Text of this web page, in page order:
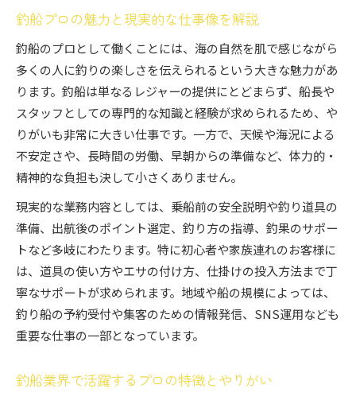
釣船業界に入るための資格や準備のポイント
釣船のプロになるための転職ノウハウを伝授
仕事としての釣船、その収入事情
釣船プロの年収相場と収入の実態を徹底解説
釣船業界で安定した収入を得るポイント
釣船プロが知るべき仕事と収益の関係性
釣船業界の収入構造と報酬の幅を詳しく紹介
釣船プロの収入アップ秘訣と現実的な展望
釣船プロの役割と求められる条件
釣船プロに必要な資格と求められるスキル
釣船業界のプロとしての役割と対応力の重要性
釣船プロが現場で果たす役割と責任を知る
釣船のプロに求められる条件と選ばれる理由
船長の業務制約と最新の法改正動向
釣船プロの魅力と現実的な仕事像を解説
釣船のプロとして働くことには、海の自然を肌で感じながら
多くの人に釣りの楽しさを伝えられるという大きな魅力があ
ります。釣船は単なるレジャーの提供にとどまらず、船長や
スタッフとしての専門的な知識と経験が求められるため、や
りがいも非常に大きい仕事です。一方で、天候や海況による
不安定さや、長時間の労働、早朝からの準備など、体力的・
精神的な負担も決して小さくありません。
現実的な業務内容としては、乗船前の安全説明や釣り道具の
準備、出航後のポイント選定、釣り方の指導、釣果のサポー
トなど多岐にわたります。特に初心者や家族連れのお客様に
は、道具の使い方やエサの付け方、仕掛けの投入方法まで丁
寧なサポートが求められます。地域や船の規模によっては、
釣り船の予約受付や集客のための情報発信、SNS運用なども
重要な仕事の一部となっています。
釣船業界で活躍するプロの特徴とやりがい